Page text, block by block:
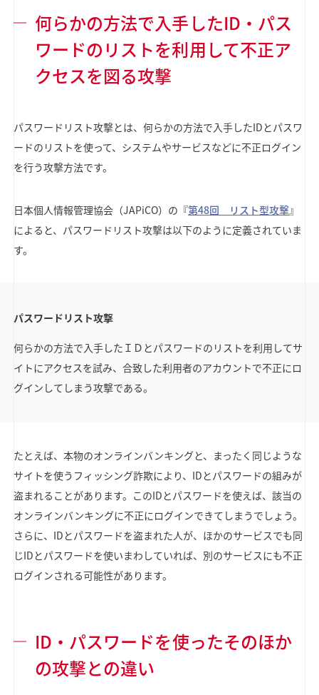
何らかの方法で入手したID・パス
ワードのリストを利用して不正ア
クセスを図る攻撃
パスワードリスト攻撃とは、何らかの方法で入手したIDとパスワ
ードのリストを使って、システムやサービスなどに不正ログイン
を行う攻撃方法です。
日本個人情報管理協会（JAPiCO）の『第48回 リスト型攻撃』
によると、パスワードリスト攻撃は以下のように定義されていま
す。
パスワードリスト攻撃
何らかの方法で入手したＩＤとパスワードのリストを利用してサ
イトにアクセスを試み、合致した利用者のアカウントで不正にロ
グインしてしまう攻撃である。
たとえば、本物のオンラインバンキングと、まったく同じような
サイトを使うフィッシング詐欺により、IDとパスワードの組みが
盗まれることがあります。このIDとパスワードを使えば、該当の
オンラインバンキングに不正にログインできてしまうでしょう。
さらに、IDとパスワードを盗まれた人が、ほかのサービスでも同
じIDとパスワードを使いまわしていれば、別のサービスにも不正
ログインされる可能性があります。
ID・パスワードを使ったそのほか
の攻撃との違い